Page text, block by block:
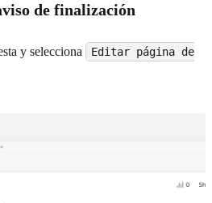
de finalización
y selecciona
Editar página de